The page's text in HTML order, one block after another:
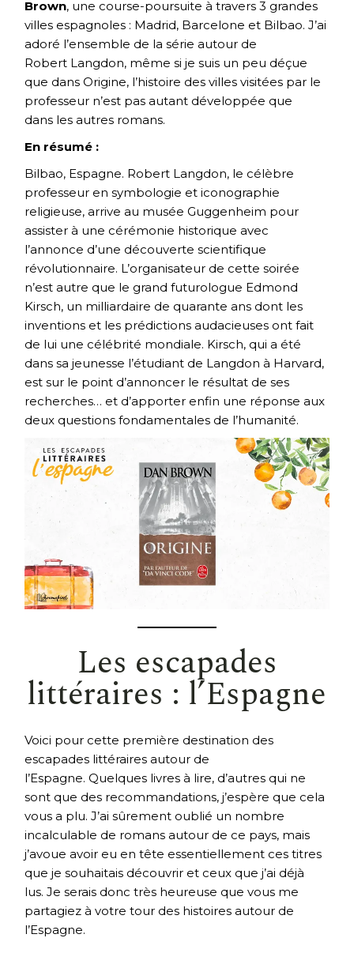
Brown, une course-poursuite à travers 3 grandes
villes espagnoles : Madrid, Barcelone et Bilbao. J’ai
adoré l’ensemble de la série autour de
Robert Langdon, même si je suis un peu déçue
que dans Origine, l’histoire des villes visitées par le
professeur n’est pas autant développée que
dans les autres romans.
En résumé :
Bilbao, Espagne. Robert Langdon, le célèbre
professeur en symbologie et iconographie
religieuse, arrive au musée Guggenheim pour
assister à une cérémonie historique avec
l’annonce d’une découverte scientifique
révolutionnaire. L’organisateur de cette soirée
n’est autre que le grand futurologue Edmond
Kirsch, un milliardaire de quarante ans dont les
inventions et les prédictions audacieuses ont fait
de lui une célébrité mondiale. Kirsch, qui a été
dans sa jeunesse l’étudiant de Langdon à Harvard,
est sur le point d’annoncer le résultat de ses
recherches… et d’apporter enfin une réponse aux
deux questions fondamentales de l’humanité.
Les escapades
littéraires : l’Espagne
Voici pour cette première destination des
escapades littéraires autour de
l’Espagne. Quelques livres à lire, d’autres qui ne
sont que des recommandations, j’espère que cela
vous a plu. J’ai sûrement oublié un nombre
incalculable de romans autour de ce pays, mais
j’avoue avoir eu en tête essentiellement ces titres
que je souhaitais découvrir et ceux que j’ai déjà
lus. Je serais donc très heureuse que vous me
partagiez à votre tour des histoires autour de
l’Espagne.